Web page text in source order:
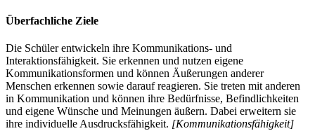
Überfachliche Ziele
Die Schüler entwickeln ihre Kommunikations- und
Interaktionsfähigkeit. Sie erkennen und nutzen eigene
Kommunikationsformen und können Äußerungen anderer
Menschen erkennen sowie darauf reagieren. Sie treten mit anderen
in Kommunikation und können ihre Bedürfnisse, Befindlichkeiten
und eigene Wünsche und Meinungen äußern. Dabei erweitern sie
ihre individuelle Ausdrucksfähigkeit. [Kommunikationsfähigkeit]